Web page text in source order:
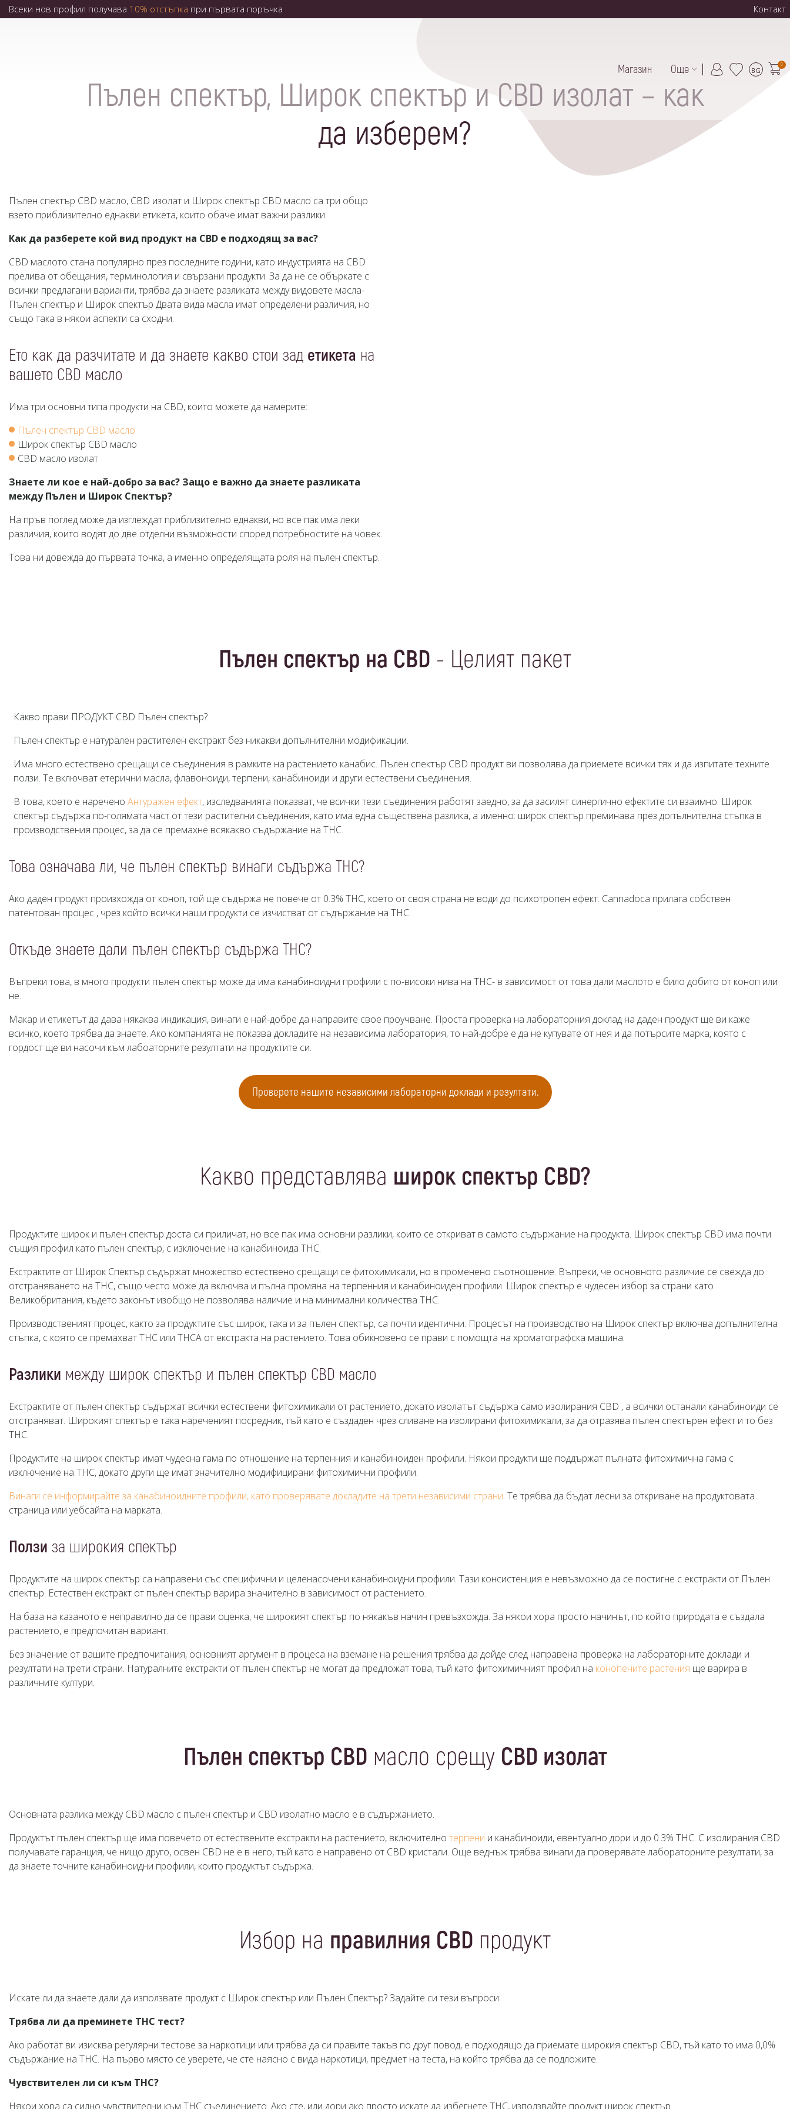
Всеки нов профил получава 10% отстъпка при първата поръчка Контакт
Магазин Още BG
0
Пълен спектър, Широк спектър и CBD изолат – как
да изберем?
Пълен спектър CBD масло, CBD изолат и Широк спектър CBD масло са три общо
взето приблизително еднакви етикета, които обаче имат важни разлики.
Как да разберете кой вид продукт на CBD е подходящ за вас?
CBD маслото стана популярно през последните години, като индустрията на CBD
прелива от обещания, терминология и свързани продукти. За да не се объркате с
всички предлагани варианти, трябва да знаете разликата между видовете масла-
Пълен спектър и Широк спектър Двата вида масла имат определени различия, но
също така в някои аспекти са сходни.
Ето как да разчитате и да знаете какво стои зад етикета на
вашето CBD масло
Има три основни типа продукти на CBD, които можете да намерите:
Пълен спектър CBD масло
Широк спектър CBD масло
CBD масло изолат
Знаете ли кое е най-добро за вас? Защо е важно да знаете разликата
между Пълен и Широк Спектър?
На пръв поглед може да изглеждат приблизително еднакви, но все пак има леки
различия, които водят до две отделни възможности според потребностите на човек.
Това ни довежда до първата точка, а именно определящата роля на пълен спектър.
Пълен спектър на CBD - Целият пакет
Какво прави ПРОДУКТ CBD Пълен спектър?
Пълен спектър е натурален растителен екстракт без никакви допълнителни модификации.
Има много естествено срещащи се съединения в рамките на растението канабис. Пълен спектър CBD продукт ви позволява да приемете всички тях и да изпитате техните
ползи. Те включват етерични масла, флавоноиди, терпени, канабиноиди и други естествени съединения.
В това, което е наречено Антуражен ефект, изследванията показват, че всички тези съединения работят заедно, за да засилят синергично ефектите си взаимно. Широк
спектър съдържа по-голямата част от тези растителни съединения, като има една съществена разлика, а именно: широк спектър преминава през допълнителна стъпка в
производствения процес, за да се премахне всякакво съдържание на THC.
Това означава ли, че пълен спектър винаги съдържа THC?
Ако даден продукт произхожда от коноп, той ще съдържа не повече от 0.3% THC, което от своя страна не води до психотропен ефект. Cannadoca прилага собствен
патентован процес , чрез който всички наши продукти се изчистват от съдържание на ТНС.
Откъде знаете дали пълен спектър съдържа THC?
Въпреки това, в много продукти пълен спектър може да има канабиноидни профили с по-високи нива на THC- в зависимост от това дали маслото е било добито от коноп или
не.
Макар и етикетът да дава някаква индикация, винаги е най-добре да направите свое проучване. Проста проверка на лабораторния доклад на даден продукт ще ви каже
всичко, което трябва да знаете. Ако компанията не показва докладите на независима лаборатория, то най-добре е да не купувате от нея и да потърсите марка, която с
гордост ще ви насочи към лабоаторните резултати на продуктите си.
Проверете нашите независими лабораторни доклади и резултати.
Какво представлява широк спектър CBD?
Продуктите широк и пълен спектър доста си приличат, но все пак има основни разлики, които се откриват в самото съдържание на продукта. Широк спектър CBD има почти
същия профил като пълен спектър, с изключение на канабиноида THC.
Екстрактите от Широк Спектър съдържат множество естествено срещащи се фитохимикали, но в променено съотношение. Въпреки, че основното различие се свежда до
отстраняването на THC, също често може да включва и пълна промяна на терпенния и канабиноиден профили. Широк спектър е чудесен избор за страни като
Великобритания, където законът изобщо не позволява наличие и на минимални количества THC.
Производственият процес, както за продуктите със широк, така и за пълен спектър, са почти идентични. Процесът на производство на Широк спектър включва допълнителна
стъпка, с която се премахват THC или THCA от екстракта на растението. Това обикновено се прави с помощта на хроматографска машина.
Разлики между широк спектър и пълен спектър CBD масло
Екстрактите от пълен спектър съдържат всички естествени фитохимикали от растението, докато изолатът съдържа само изолирания CBD , а всички останали канабиноиди се
отстраняват. Широкият спектър е така нареченият посредник, тъй като е създаден чрез сливане на изолирани фитохимикали, за да отразява пълен спектърен ефект и то без
THC.
Продуктите на широк спектър имат чудесна гама по отношение на терпенния и канабиноиден профили. Някои продукти ще поддържат пълната фитохимична гама с
изключение на THC, докато други ще имат значително модифицирани фитохимични профили.
Винаги се информирайте за канабиноидните профили, като проверявате докладите на трети независими страни. Те трябва да бъдат лесни за откриване на продуктовата
страница или уебсайта на марката.
Ползи за широкия спектър
Продуктите на широк спектър са направени със специфични и целенасочени канабиноидни профили. Тази консистенция е невъзможно да се постигне с екстракти от Пълен
спектър. Естествен екстракт от пълен спектър варира значително в зависимост от растението.
На база на казаното е неправилно да се прави оценка, че широкият спектър по някакъв начин превъзхожда. За някои хора просто начинът, по който природата е създала
растението, е предпочитан вариант.
Без значение от вашите предпочитания, основният аргумент в процеса на вземане на решения трябва да дойде след направена проверка на лабораторните доклади и
резултати на трети страни. Натуралните екстракти от пълен спектър не могат да предложат това, тъй като фитохимичният профил на конопените растения ще варира в
различните култури.
Пълен спектър CBD масло срещу CBD изолат
Основната разлика между CBD масло с пълен спектър и CBD изолатно масло е в съдържанието.
Продуктът пълен спектър ще има повечето от естествените екстракти на растението, включително терпени и канабиноиди, евентуално дори и до 0.3% THC. С изолирания CBD
получавате гаранция, че нищо друго, освен CBD не е в него, тъй като е направено от CBD кристали. Още веднъж трябва винаги да проверявате лабораторните резултати, за
да знаете точните канабиноидни профили, които продуктът съдържа.
Избор на правилния CBD продукт
Искате ли да знаете дали да използвате продукт с Широк спектър или Пълен Спектър? Задайте си тези въпроси:
Трябва ли да преминете ТHC тест?
Ако работат ви изисква регулярни тестове за наркотици или трябва да си правите такъв по друг повод, е подходящо да приемате широкия спектър CBD, тъй като то има 0,0%
съдържание на THC. На първо място се уверете, че сте наясно с вида наркотици, предмет на теста, на който трябва да се подложите.
Чувствителен ли си към ТНС?
Някои хора са силно чувствителни към ТНС съединението. Ако сте, или дори ако просто искате да избегнете THC, използвайте продукт широк спектър.